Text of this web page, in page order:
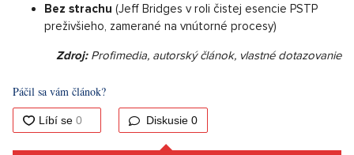
Bez strachu (Jeff Bridges v roli čistej esencie PSTP
preživšieho, zamerané na vnútorné procesy)
Zdroj: Profimedia, autorský článok, vlastné dotazovanie
Páčil sa vám článok?
Diskusie 0